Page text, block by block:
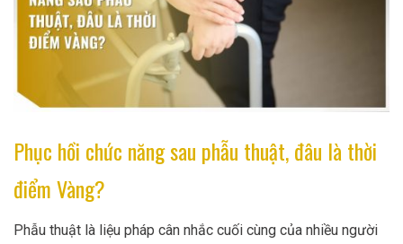
Phục hồi chức năng sau phẫu thuật, đâu là thời
điểm Vàng?
Phẫu thuật là liệu pháp cân nhắc cuối cùng của nhiều người